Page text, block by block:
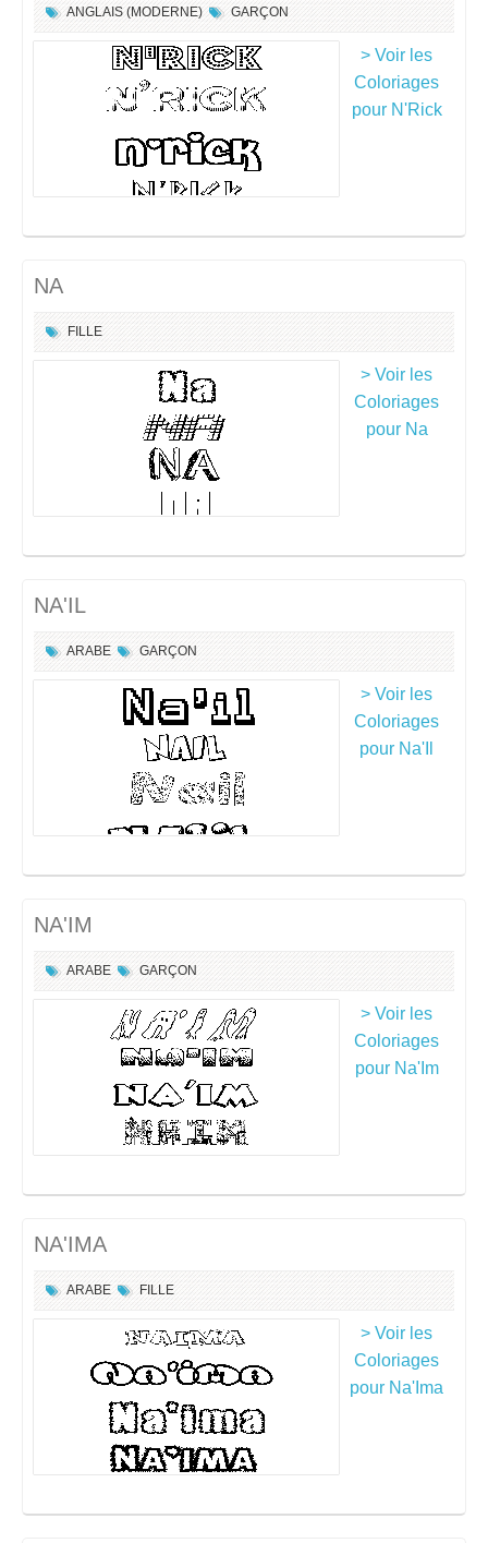
ANGLAIS (MODERNE) GARÇON
> Voir les
Coloriages
pour N'Rick
NA
FILLE
> Voir les
Coloriages
pour Na
NA'IL
ARABE GARÇON
> Voir les
Coloriages
pour Na'Il
NA'IM
ARABE GARÇON
> Voir les
Coloriages
pour Na'Im
NA'IMA
ARABE FILLE
> Voir les
Coloriages
pour Na'Ima